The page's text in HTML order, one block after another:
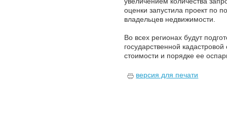
оценки запустила проект
владельцев недвижимости.
Во всех регионах будут
государственной
стоимости и порядке ее
версия для печати